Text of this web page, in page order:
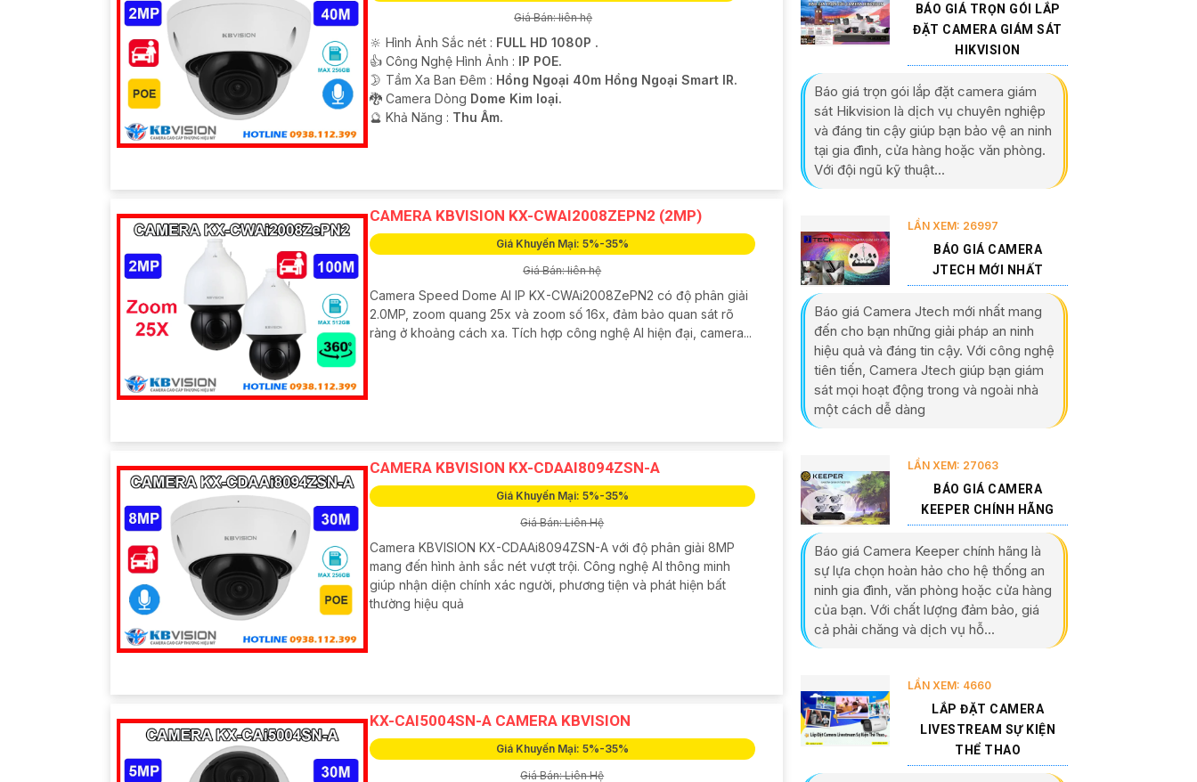
Giá Bán: liên hệ
🔆 Hình Ảnh Sắc nét : FULL HD 1080P .
👍 Công Nghệ Hình Ảnh : IP POE.
🌛 Tầm Xa Ban Đêm : Hồng Ngoại 40m Hồng Ngoại Smart IR.
🐉️ Camera Dòng Dome Kim loại.
️🔮 Khả Năng : Thu Âm.
CAMERA KBVISION KX-CWAI2008ZEPN2 (2MP)
Giá Khuyến Mại: 5%-35%
Giá Bán: liên hệ
Camera Speed Dome AI IP KX-CWAi2008ZePN2 có độ phân giải
2.0MP, zoom quang 25x và zoom số 16x, đảm bảo quan sát rõ
ràng ở khoảng cách xa. Tích hợp công nghệ AI hiện đại, camera...
CAMERA KBVISION KX-CDAAI8094ZSN-A
Giá Khuyến Mại: 5%-35%
Giá Bán: Liên Hệ
Camera KBVISION KX-CDAAi8094ZSN-A với độ phân giải 8MP
mang đến hình ảnh sắc nét vượt trội. Công nghệ AI thông minh
giúp nhận diện chính xác người, phương tiện và phát hiện bất
thường hiệu quả
KX-CAI5004SN-A CAMERA KBVISION
Giá Khuyến Mại: 5%-35%
Giá Bán: Liên Hệ
BÁO GIÁ TRỌN GÓI LẮP
ĐẶT CAMERA GIÁM SÁT
HIKVISION
Báo giá trọn gói lắp đặt camera giám
sát Hikvision là dịch vụ chuyên nghiệp
và đáng tin cậy giúp bạn bảo vệ an ninh
tại gia đình, cửa hàng hoặc văn phòng.
Với đội ngũ kỹ thuật...
LẦN XEM: 26997
BÁO GIÁ CAMERA
JTECH MỚI NHẤT
Báo giá Camera Jtech mới nhất mang
đến cho bạn những giải pháp an ninh
hiệu quả và đáng tin cậy. Với công nghệ
tiên tiến, Camera Jtech giúp bạn giám
sát mọi hoạt động trong và ngoài nhà
một cách dễ dàng
LẦN XEM: 27063
BÁO GIÁ CAMERA
KEEPER CHÍNH HÃNG
Báo giá Camera Keeper chính hãng là
sự lựa chọn hoàn hảo cho hệ thống an
ninh gia đình, văn phòng hoặc cửa hàng
của bạn. Với chất lượng đảm bảo, giá
cả phải chăng và dịch vụ hỗ...
LẦN XEM: 4660
LẮP ĐẶT CAMERA
LIVESTREAM SỰ KIỆN
THỂ THAO